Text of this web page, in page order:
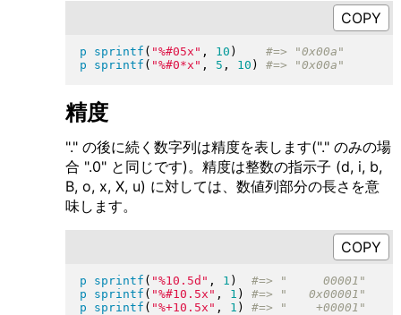
p sprintf ( "%#05x " , 10 )
p
sprintf ( "%#0*x " , 5 , 10 )
精度
"." の後に続く数字列は精度を表します("." のみの場
合 ".0" と同じです)。精度は整数の指示子 (d, i, b,
B, o, x, X, u) に対しては、数値列部分の長さを意
味します。
p sprintf ( "%10.5d " , 1 )
p
sprintf ( "%#10.5x " , 1 )
p
sprintf ( "%+10.5x " , 1 )